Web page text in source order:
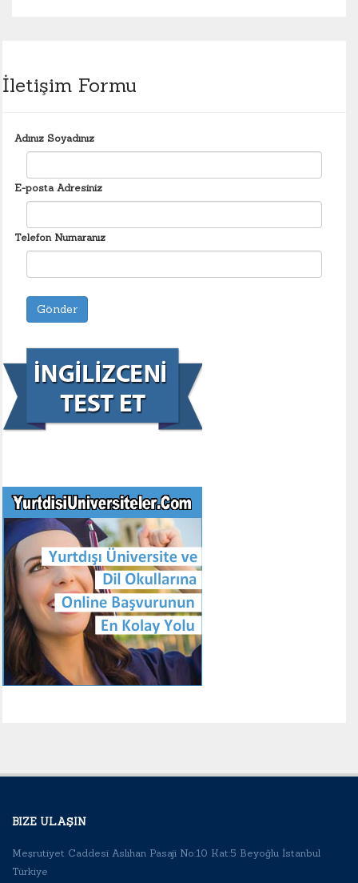
İletişim Formu
Adınız Soyadınız
E-posta Adresiniz
Telefon Numaranız
Gönder
BIZE ULAŞIN
Meşrutiyet Caddesi Aslıhan Pasaji No:10 Kat:5 Beyoğlu İstanbul
Türkiye